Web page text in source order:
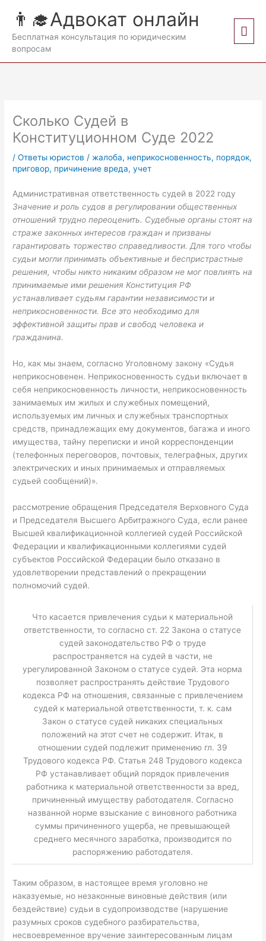
содержимому
👨‍🎓Адвокат онлайн
Бесплатная консультация по юридическим
вопросам
Сколько Судей в
Конституционном Суде 2022
/Ответы юристов /жалоба, неприкосновенность, порядок,
приговор, причинение вреда,учет
Административная ответственность судей в 2022 году
Значение и роль судов в регулировании общественных
отношений трудно переоценить. Судебные органы стоят на
страже законных интересов граждан и призваны
гарантировать торжество справедливости. Для того чтобы
судьи могли принимать объективные и беспристрастные
решения, чтобы никто никаким образом не мог повлиять на
принимаемые ими решения Конституция РФ
устанавливает судьям гарантии независимости и
неприкосновенности. Все это необходимо для
эффективной защиты прав и свобод человека и
гражданина.
Но, как мы знаем, согласно Уголовному закону «Судья
неприкосновенен. Неприкосновенность судьи включает в
себя неприкосновенность личности, неприкосновенность
занимаемых им жилых и служебных помещений,
используемых им личных и служебных транспортных
средств, принадлежащих ему документов, багажа и иного
имущества, тайну переписки и иной корреспонденции
(телефонных переговоров, почтовых, телеграфных, других
электрических и иных принимаемых и отправляемых
судьей сообщений)».
рассмотрение обращения Председателя Верховного Суда
и Председателя Высшего Арбитражного Суда, если ранее
Высшей квалификационной коллегией судей Российской
Федерации и квалификационными коллегиями судей
субъектов Российской Федерации было отказано в
удовлетворении представлений о прекращении
полномочий судей.
Что касается привлечения судьи к материальной
ответственности, то согласно ст. 22 Закона о статусе
судей законодательство РФ о труде
распространяется на судей в части, не
урегулированной Законом о статусе судей. Эта норма
позволяет распространять действие Трудового
кодекса РФ на отношения, связанные с привлечением
судей к материальной ответственности, т. к. сам
Закон о статусе судей никаких специальных
положений на этот счет не содержит. Итак, в
отношении судей подлежит применению гл. 39
Трудового кодекса РФ. Статья 248 Трудового кодекса
РФ устанавливает общий порядок привлечения
работника к материальной ответственности за вред,
причиненный имуществу работодателя. Согласно
названной норме взыскание с виновного работника
суммы причиненного ущерба, не превышающей
среднего месячного заработка, производится по
распоряжению работодателя.
Таким образом, в настоящее время уголовно не
наказуемые, но незаконные виновные действия (или
бездействие) судьи в судопроизводстве (нарушение
разумных сроков судебного разбирательства,
несвоевременное вручение заинтересованным лицам